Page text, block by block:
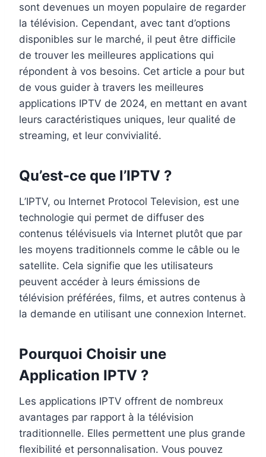
sont devenues un moyen populaire de regarder
la télévision. Cependant, avec tant d’options
disponibles sur le marché, il peut être difficile
de trouver les meilleures applications qui
répondent à vos besoins. Cet article a pour but
de vous guider à travers les meilleures
applications IPTV de 2024, en mettant en avant
leurs caractéristiques uniques, leur qualité de
streaming, et leur convivialité.
Qu’est-ce que l’IPTV ?
L’IPTV, ou Internet Protocol Television, est une
technologie qui permet de diffuser des
contenus télévisuels via Internet plutôt que par
les moyens traditionnels comme le câble ou le
satellite. Cela signifie que les utilisateurs
peuvent accéder à leurs émissions de
télévision préférées, films, et autres contenus à
la demande en utilisant une connexion Internet.
Pourquoi Choisir une
Application IPTV ?
Les applications IPTV offrent de nombreux
avantages par rapport à la télévision
traditionnelle. Elles permettent une plus grande
flexibilité et personnalisation. Vous pouvez